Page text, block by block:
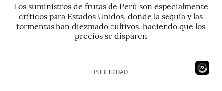
Los suministros de frutas de Perú son especialmente
críticos para Estados Unidos, donde la sequía y las
tormentas han diezmado cultivos, haciendo que los
precios se disparen
21
PUBLICIDAD